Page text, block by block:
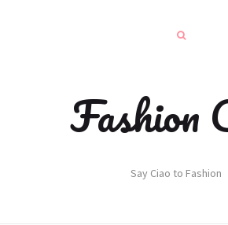
Fashion
Say Ciao to Fashion